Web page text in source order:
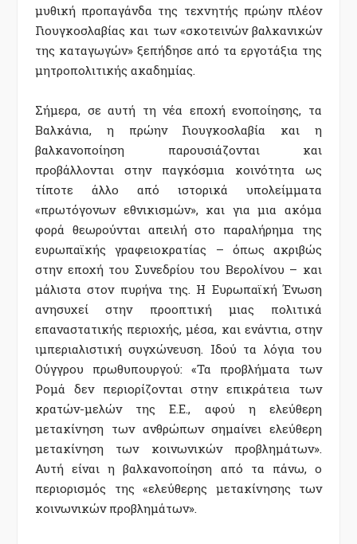
µυθική προπαγάνδα της τεχνητής πρώην πλέον
Γιουγκοσλαβίας και των «σκοτεινών βαλκανικών
της καταγωγών» ξεπήδησε από τα εργοτάξια της
µητροπολιτικής ακαδηµίας.
Σήµερα, σε αυτή τη νέα εποχή ενοποίησης, τα
Βαλκάνια, η πρώην Γιουγκοσλαβία και η
βαλκανοποίηση παρουσιάζονται και
προβάλλονται στην παγκόσµια κοινότητα ως
τίποτε άλλο από ιστορικά υπολείµµατα
«πρωτόγονων εθνικισµών», και για µια ακόµα
φορά θεωρούνται απειλή στο παραλήρηµα της
ευρωπαϊκής γραφειοκρατίας – όπως ακριβώς
στην εποχή του Συνεδρίου του Βερολίνου – και
µάλιστα στον πυρήνα της. Η Ευρωπαϊκή Ένωση
ανησυχεί στην προοπτική µιας πολιτικά
επαναστατικής περιοχής, µέσα, και ενάντια, στην
ιµπεριαλιστική συγχώνευση. Ιδού τα λόγια του
Ούγγρου πρωθυπουργού: «Τα προβλήµατα των
Ροµά δεν περιορίζονται στην επικράτεια των
κρατών-µελών της Ε.Ε., αφού η ελεύθερη
µετακίνηση των ανθρώπων σηµαίνει ελεύθερη
µετακίνηση των κοινωνικών προβληµάτων».
Αυτή είναι η βαλκανοποίηση από τα πάνω, ο
περιορισµός της «ελεύθερης µετακίνησης των
κοινωνικών προβληµάτων».